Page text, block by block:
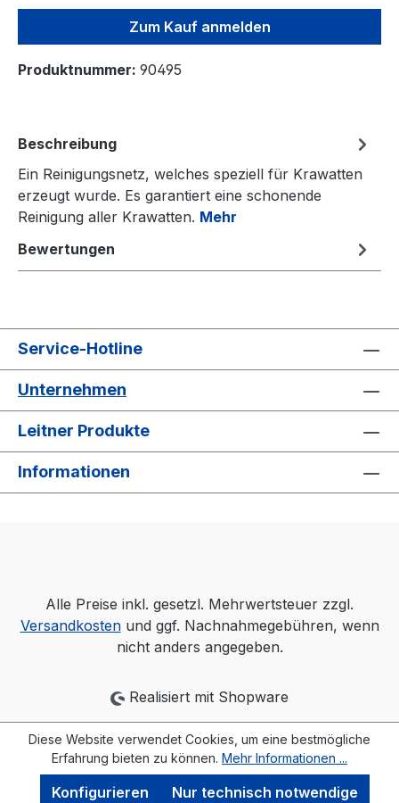
Zum Kauf anmelden
Produktnummer: 90495
Beschreibung
Ein Reinigungsnetz, welches speziell für Krawatten
erzeugt wurde. Es garantiert eine schonende
Reinigung aller Krawatten. Mehr
Bewertungen
Service-Hotline
Unternehmen
Leitner Produkte
Informationen
Alle Preise inkl. gesetzl. Mehrwertsteuer zzgl.
Versandkostenund ggf. Nachnahmegebühren, wenn
nicht anders angegeben.
Realisiert mit Shopware
Diese Website verwendet Cookies, um eine bestmögliche
Erfahrung bieten zu können. Mehr Informationen ...
Nur technisch notwendige
Konfigurieren